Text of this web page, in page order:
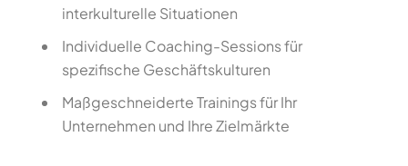
interkulturelle Situationen
Individuelle Coaching-Sessions für
spezifische Geschäftskulturen
Maßgeschneiderte Trainings für Ihr
Unternehmen und Ihre Zielmärkte